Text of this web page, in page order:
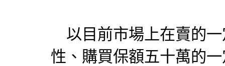
以目前市場上在賣的
性、購買保額五十萬的